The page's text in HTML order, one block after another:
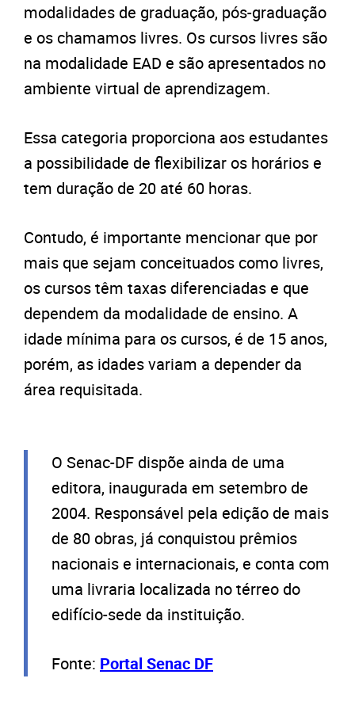
modalidades de graduação, pós-graduação
e os chamamos livres. Os cursos livres são
na modalidade EAD e são apresentados no
ambiente virtual de aprendizagem.
Essa categoria proporciona aos estudantes
a possibilidade de flexibilizar os horários e
tem duração de 20 até 60 horas.
Contudo, é importante mencionar que por
mais que sejam conceituados como livres,
os cursos têm taxas diferenciadas e que
dependem da modalidade de ensino. A
idade mínima para os cursos, é de 15 anos,
porém, as idades variam a depender da
área requisitada.
O Senac-DF dispõe ainda de uma
editora, inaugurada em setembro de
2004. Responsável pela edição de mais
de 80 obras, já conquistou prêmios
nacionais e internacionais, e conta com
uma livraria localizada no térreo do
edifício-sede da instituição.
Fonte: Portal Senac DF